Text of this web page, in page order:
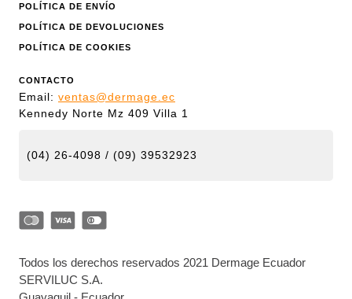
POLÍTICA DE ENVÍO
POLÍTICA DE DEVOLUCIONES
POLÍTICA DE COOKIES
CONTACTO
Email: ventas@dermage.ec
Kennedy Norte Mz 409 Villa 1
(04) 26-4098 / (09) 39532923
Todos los derechos reservados 2021 Dermage Ecuador
SERVILUC S.A.